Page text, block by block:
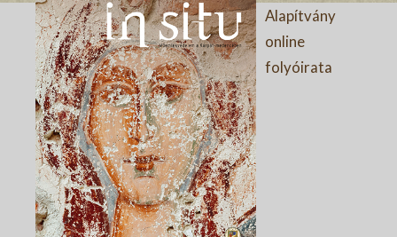
Alapítvány
online
folyóirata